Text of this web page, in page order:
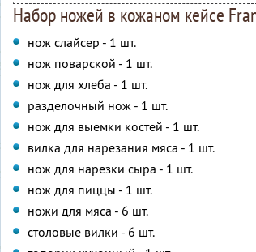
Набор ножей в кожаном кейсе
нож слайсер - 1 шт.
нож поварской - 1 шт.
нож для хлеба - 1 шт.
разделочный нож - 1 шт.
нож для выемки костей - 1 шт.
вилка для нарезания мяса - 1 шт.
нож для нарезки сыра - 1 шт.
нож для пиццы - 1 шт.
ножи для мяса - 6 шт.
столовые вилки - 6 шт.